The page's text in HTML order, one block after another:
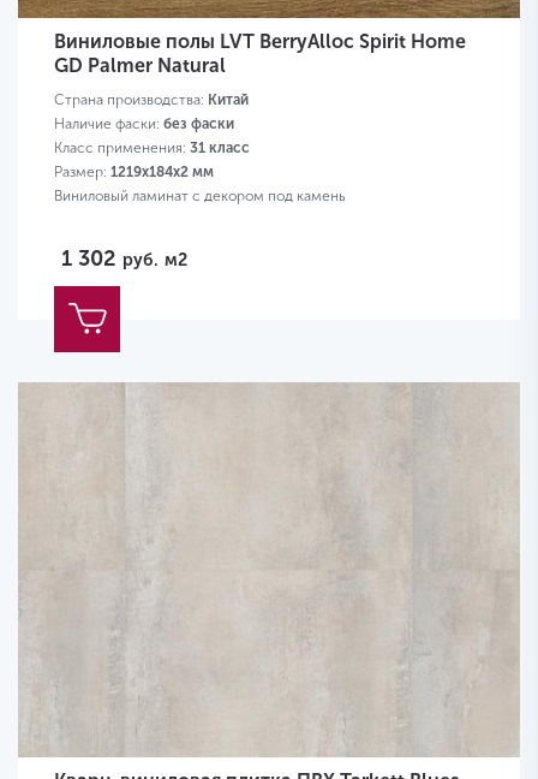
Виниловые полы LVT BerryAlloc Spirit Home
GD Palmer Natural
Страна производства: Китай
Наличие фаски: без фаски
Класс применения: 31 класс
Размер: 1219х184х2 мм
Виниловый ламинат с декором под камень
1 302 руб. м2